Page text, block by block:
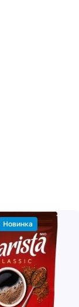
Новинка